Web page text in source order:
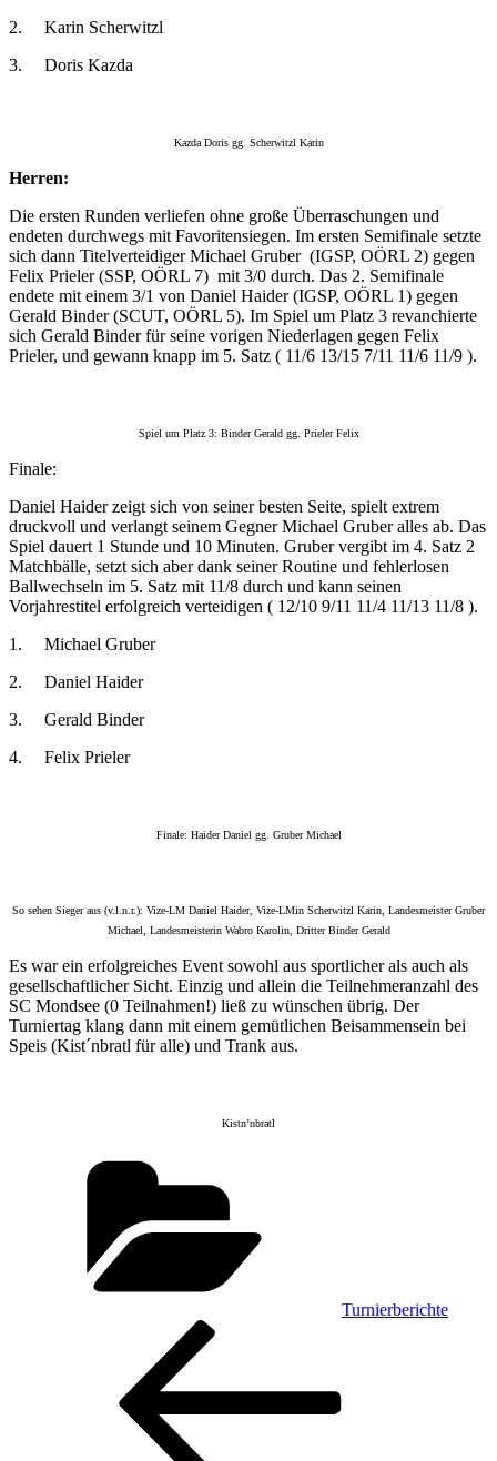
2. Karin Scherwitzl
3. Doris Kazda
Kazda Doris gg. Scherwitzl Karin
Herren:
Die ersten Runden verliefen ohne große Überraschungen und
endeten durchwegs mit Favoritensiegen. Im ersten Semifinale setzte
sich dann Titelverteidiger Michael Gruber (IGSP, OÖRL 2) gegen
Felix Prieler (SSP, OÖRL 7) mit 3/0 durch. Das 2. Semifinale
endete mit einem 3/1 von Daniel Haider (IGSP, OÖRL 1) gegen
Gerald Binder (SCUT, OÖRL 5). Im Spiel um Platz 3 revanchierte
sich Gerald Binder für seine vorigen Niederlagen gegen Felix
Prieler, und gewann knapp im 5. Satz ( 11/6 13/15 7/11 11/6 11/9 ).
Spiel um Platz 3: Binder Gerald gg. Prieler Felix
Finale:
Daniel Haider zeigt sich von seiner besten Seite, spielt extrem
druckvoll und verlangt seinem Gegner Michael Gruber alles ab. Das
Spiel dauert 1 Stunde und 10 Minuten. Gruber vergibt im 4. Satz 2
Matchbälle, setzt sich aber dank seiner Routine und fehlerlosen
Ballwechseln im 5. Satz mit 11/8 durch und kann seinen
Vorjahrestitel erfolgreich verteidigen ( 12/10 9/11 11/4 11/13 11/8 ).
1. Michael Gruber
2. Daniel Haider
3. Gerald Binder
4. Felix Prieler
Finale: Haider Daniel gg. Gruber Michael
So sehen Sieger aus (v.l.n.r.): Vize-LM Daniel Haider, Vize-LMin Scherwitzl Karin, Landesmeister Gruber
Michael, Landesmeisterin Wabro Karolin, Dritter Binder Gerald
Es war ein erfolgreiches Event sowohl aus sportlicher als auch als
gesellschaftlicher Sicht. Einzig und allein die Teilnehmeranzahl des
SC Mondsee (0 Teilnahmen!) ließ zu wünschen übrig. Der
Turniertag klang dann mit einem gemütlichen Beisammensein bei
Speis (Kist´nbratl für alle) und Trank aus.
Kistn’nbratl
Turnierberichte
Beitragsnavigation